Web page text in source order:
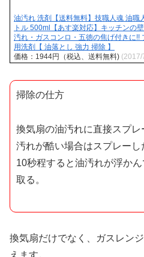
油汚れ 洗剤【送料無料】技職人魂 油職
トル 500ml【あす楽対応】キッチンの
汚れ・ガスコンロ・五徳の焦げ付きに!!
用洗剤【 油落とし 強力 掃除 】
価格：1944円（税込、送料無料) (2017/
掃除の仕方
換気扇の油汚れに直接スプレ
汚れが酷い場合はスプレーし
10秒程すると油汚れが浮か
取る。
換気扇だけでなく、ガスレン
えます。